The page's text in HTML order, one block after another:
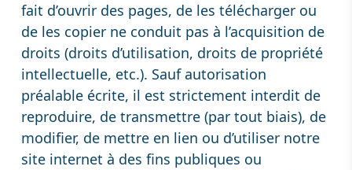
fait d’ouvrir des pages, de les télécharger ou
de les copier ne conduit pas à l’acquisition de
droits (droits d’utilisation, droits de propriété
intellectuelle, etc.). Sauf autorisation
préalable écrite, il est strictement interdit de
reproduire, de transmettre (par tout biais), de
modifier, de mettre en lien ou d’utiliser notre
site internet à des fins publiques ou